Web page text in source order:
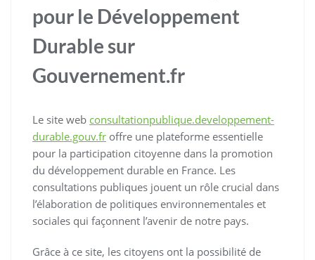
pour le Développement
Durable sur
Gouvernement.fr
Le site web consultationpublique.developpement-
durable.gouv.fr offre une plateforme essentielle
pour la participation citoyenne dans la promotion
du développement durable en France. Les
consultations publiques jouent un rôle crucial dans
l’élaboration de politiques environnementales et
sociales qui façonnent l’avenir de notre pays.
Grâce à ce site, les citoyens ont la possibilité de